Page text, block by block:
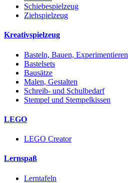
Schiebespielzeug
Ziehspielzeug
Kreativspielzeug
Basteln, Bauen, Experimentieren
Bastelsets
Bausätze
Malen, Gestalten
Schreib- und Schulbedarf
Stempel und Stempelkissen
LEGO
LEGO Creator
Lernspaß
Lerntafeln